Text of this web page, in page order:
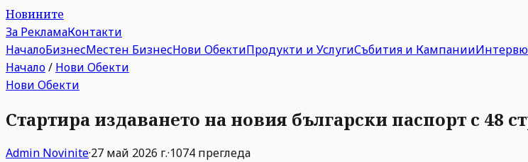
Новините
За РекламаКонтакти
НачалоБизнесМестен БизнесНови ОбектиПродукти и УслугиСъбития и Кампании
Начало/ Нови Обекти
Нови Обекти
Стартира издаването на новия български паспорт с 48
Admin Novinite·27 май 2026 г.·1074 прегледа